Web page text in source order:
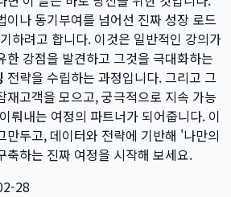
이나 동기부여를 넘어선 진짜 성장 로드
하려고 합니다. 이것은 일반적인 강의가
한 강점을 발견하고 그것을 극대화하는
전략을 수립하는 과정입니다. 그리고 그
재고객을 모으고, 궁극적으로 지속 가능
뤄내는 여정의 파트너가 되어줍니다. 이
만두고, 데이터와 전략에 기반해 '나만의
축하는 진짜 여정을 시작해 보세요.
28